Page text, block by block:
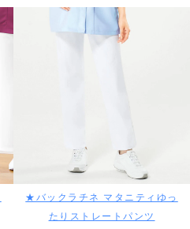
★バックラチネ マタニティゆっ
たりストレートパンツ